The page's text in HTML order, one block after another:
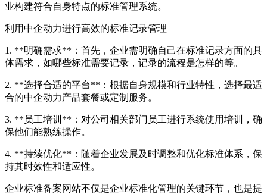
业构建符合自身特点的标准管理系统。
利用中企动力进行高效的标准记录管理
1. **明确需求**：首先，企业需明确自己在标准记录方面的具
体需求，如哪些标准需要记录，记录的流程是怎样的等。
2. **选择合适的平台**：根据自身规模和行业特性，选择最适
合的中企动力产品套餐或定制服务。
3. **员工培训**：对公司相关部门员工进行系统使用培训，确
保他们能熟练操作。
4. **持续优化**：随着企业发展及时调整和优化标准体系，保
持其时效性和适应性。
企业标准备案网站不仅是企业标准化管理的关键环节，也是提